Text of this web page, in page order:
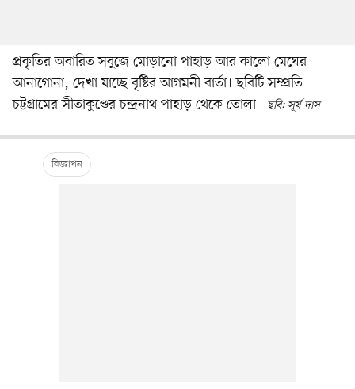
প্রকৃতির অবারিত সবুজে মোড়ানো পাহাড় আর কালো মেঘের
আনাগোনা, দেখা যাচ্ছে বৃষ্টির আগমনী বার্তা। ছবিটি সম্প্রতি
চট্টগ্রামের সীতাকুণ্ডের চন্দ্রনাথ পাহাড় থেকে তোলা
ছবি: সূর্য দাস